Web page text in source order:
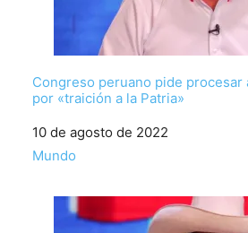
Congreso peruano pide
por «traición a la Patria»
Fecha
10 de agosto de 2022
Respecto a
Mundo